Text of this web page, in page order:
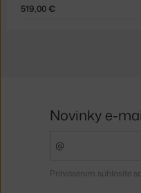
519,00 €
Novinky e-
Prihlásením súhlasíte so